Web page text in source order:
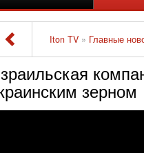
Iton TV » Главные
зерном